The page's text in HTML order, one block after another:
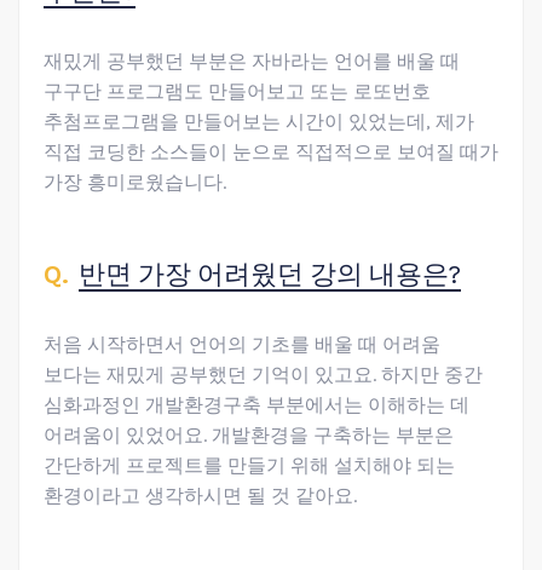
재밌게 공부했던 부분은 자바라는 언어를 배울 때
구구단 프로그램도 만들어보고 또는 로또번호
추첨프로그램을 만들어보는 시간이 있었는데, 제가
직접 코딩한 소스들이 눈으로 직접적으로 보여질 때가
가장 흥미로웠습니다.
반면 가장 어려웠던 강의 내용은?
처음 시작하면서 언어의 기초를 배울 때 어려움
보다는 재밌게 공부했던 기억이 있고요. 하지만 중간
심화과정인 개발환경구축 부분에서는 이해하는 데
어려움이 있었어요. 개발환경을 구축하는 부분은
간단하게 프로젝트를 만들기 위해 설치해야 되는
환경이라고 생각하시면 될 것 같아요.